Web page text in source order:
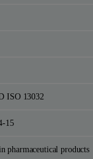
ISO 13032
15
pharmaceutical products